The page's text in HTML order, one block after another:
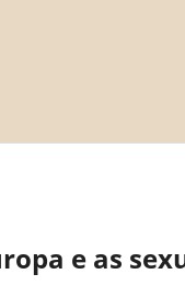
e as